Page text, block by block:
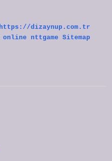
https://dizaynup.com.tr
online nttgame Sitemap